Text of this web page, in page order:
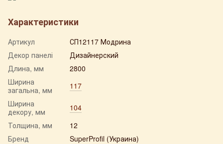
Характеристики
Артикул
СП12117 Модрина
Декор панелі
Дизайнерский
Длина, мм
2800
Ширина
загальна, мм
117
Ширина
декору, мм
104
Толщина, мм
12
Бренд
SuperProfil (Украина)